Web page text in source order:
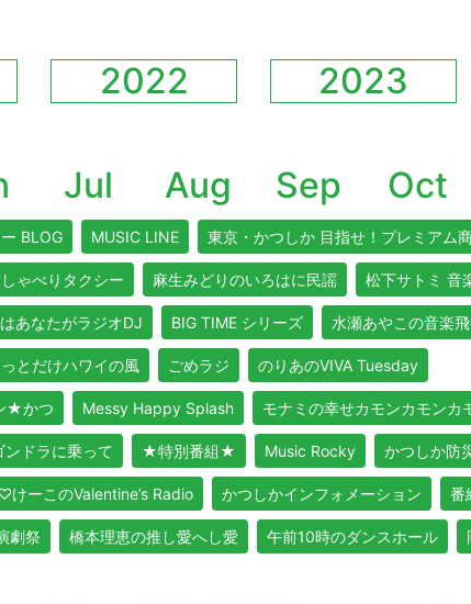
2022 2023
Jul Aug Sep Oct
BLOG MUSIC LINE 東京・かつしか 目指せ！プレミアム
ゃべりタクシー 麻生みどりのいろはに民謡 松下サトミ 音
あなたがラジオDJ BIG TIME シリーズ 水瀬あやこの音楽
とだけハワイの風 ごめラジ のりあのVIVA Tuesday
★かつ Messy Happy Splash モナミの幸せカモンカモンカ
ンドラに乗って ★特別番組★ Music Rocky かつしか防
けーこのValentine’s Radio かつしかインフォメーション 番
劇祭 橋本理恵の推し愛へし愛 午前10時のダンスホール